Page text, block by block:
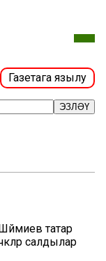
Газетага язылу
ЭЗЛӘҮ
татар
салдылар